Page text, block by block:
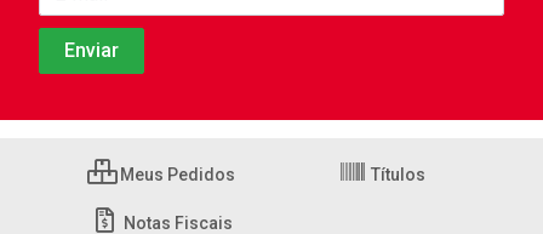
Meus Pedidos Títulos
Notas Fiscais